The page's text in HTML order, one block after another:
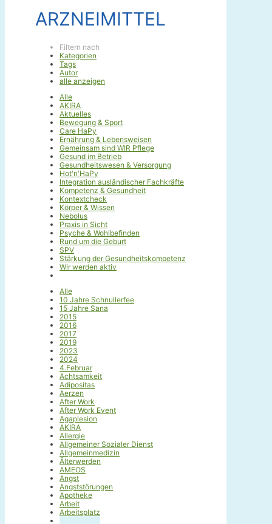
ARZNEIMITTEL
Filtern nach
Kategorien
Tags
Autor
alle anzeigen
Alle
AKIRA
Aktuelles
Bewegung & Sport
Care HaPy
Ernährung & Lebensweisen
Gemeinsam sind WIR Pflege
Gesund im Betrieb
Gesundheitswesen & Versorgung
Hot'n'HaPy
Integration ausländischer Fachkräfte
Kompetenz & Gesundheit
Kontextcheck
Körper & Wissen
Nebolus
Praxis in Sicht
Psyche & Wohlbefinden
Rund um die Geburt
SPV
Stärkung der Gesundheitskompetenz
Wir werden aktiv
Alle
10 Jahre Schnullerfee
15 Jahre Sana
2015
2016
2017
2019
2023
2024
4.Februar
Achtsamkeit
Adipositas
Aerzen
After Work
After Work Event
Agaplesion
AKIRA
Allergie
Allgemeiner Sozialer Dienst
Allgemeinmedizin
Älterwerden
AMEOS
Angst
Angststörungen
Apotheke
Arbeit
Arbeitsplatz